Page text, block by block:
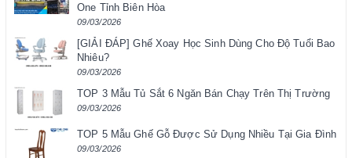
One Tỉnh Biên Hòa
09/03/2026
[GIẢI ĐÁP] Ghế Xoay Học Sinh Dùng Cho Độ Tuổi Bao
Nhiêu?
09/03/2026
TOP 3 Mẫu Tủ Sắt 6 Ngăn Bán Chạy Trên Thị Trường
09/03/2026
TOP 5 Mẫu Ghế Gỗ Được Sử Dụng Nhiều Tại Gia Đình
09/03/2026